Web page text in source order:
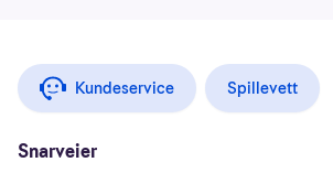
Kundeservice Spillevett
Snarveier